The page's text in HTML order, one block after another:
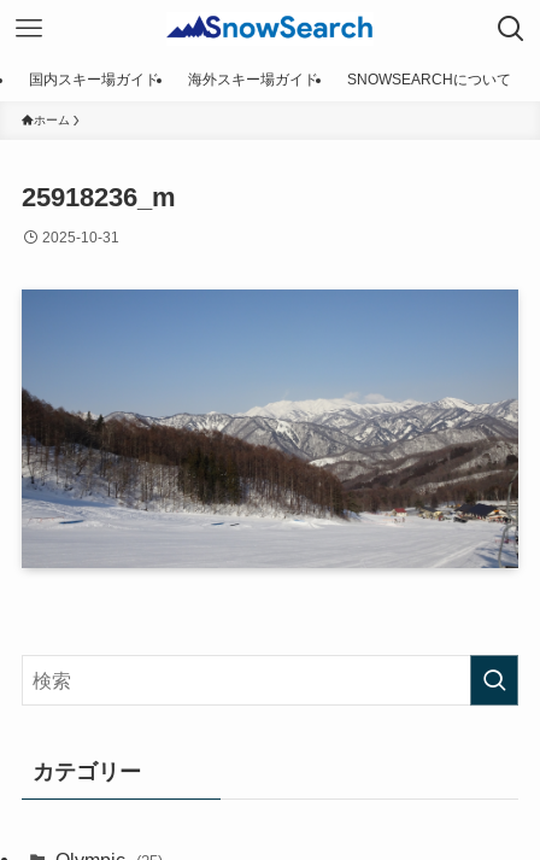
国内スキー場ガイド 海外スキー場ガイド SNOWSEARCHについて
ホーム
25918236_m
2025-10-31
カテゴリー